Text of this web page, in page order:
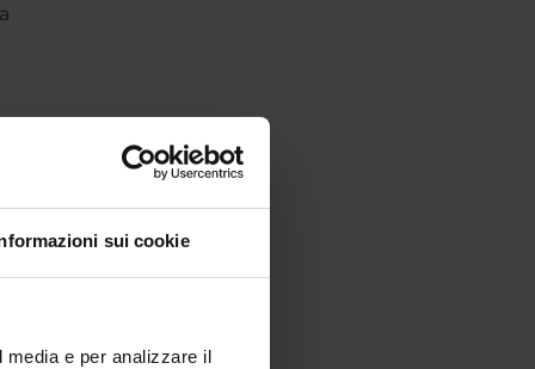
sui cookie
e per analizzare il